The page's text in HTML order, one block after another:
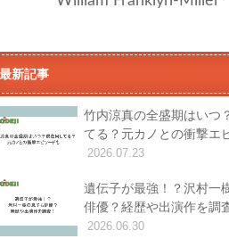
最新記事
竹内涼真の全盛期はいつ
てる？元カノとの衝撃エ
2026.07.23
遺伝子が最強！？沢村一
俳優？経歴や出演作を調
2026.06.30